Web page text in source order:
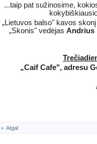
...taip pat sužinosime,
„Lietuvos balso" kavos
„Skonis" vedėjas Andrius
„Caif Cafe", adresu
Atgal